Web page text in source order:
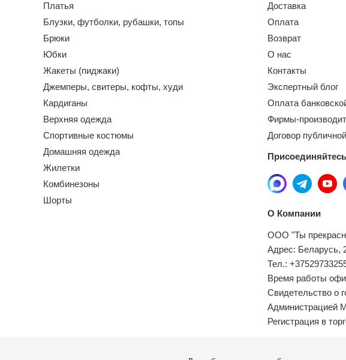
Платья
Блузки, футболки, рубашки, топы
Брюки
Юбки
Жакеты (пиджаки)
Джемперы, свитеры, кофты, худи
Кардиганы
Верхняя одежда
Спортивные костюмы
Домашняя одежда
Жилетки
Комбинезоны
Шорты
Доставка
Оплата
Возврат
О нас
Контакты
Экспертный блог
Оплата
Фирмы-
Договор
Присоединяйтесь
О Компании
ООО "Ты
Адрес: Беларусь,
Тел.:
Время работы
Свидетельство о
Администрацией
Регистрация в
Местный